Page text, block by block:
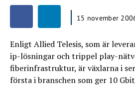
15 november
Enligt Allied Telesis, som är
ip-lösningar och trippel play-
fiberinfrastruktur, är växlarna i
första i branschen som ger 10